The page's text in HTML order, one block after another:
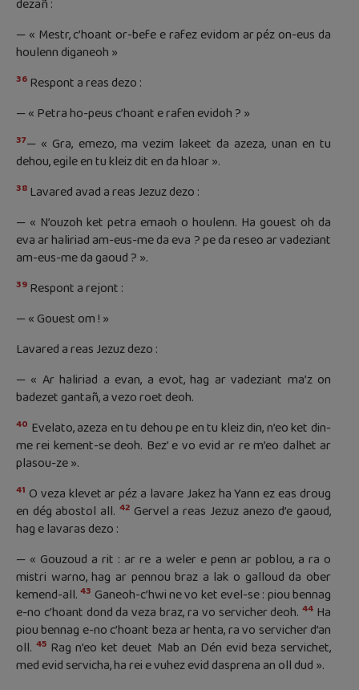
dezañ :
— « Mestr, c’hoant or-befe e rafez evidom ar péz on-eus da
houlenn diganeoh »
36 Respont a reas dezo :
— « Petra ho-peus c’hoant e rafen evidoh ? »
37— « Gra, emezo, ma vezim lakeet da azeza, unan en tu
dehou, egile en tu kleiz dit en da hloar ».
38 Lavared avad a reas Jezuz dezo :
— « N’ouzoh ket petra emaoh o houlenn. Ha gouest oh da
eva ar haliriad am-eus-me da eva ? pe da reseo ar vadeziant
am-eus-me da gaoud ? ».
39 Respont a rejont :
— « Gouest om ! »
Lavared a reas Jezuz dezo :
— « Ar haliriad a evan, a evot, hag ar vadeziant ma’z on
badezet gantañ, a vezo roet deoh.
40 Evelato, azeza en tu dehou pe en tu kleiz din, n’eo ket din-
me rei kement-se deoh. Bez’ e vo evid ar re m’eo dalhet ar
plasou-ze ».
41 O veza klevet ar péz a lavare Jakez ha Yann ez eas droug
en dég abostol all. 42Gervel a reas Jezuz anezo d’e gaoud,
hag e lavaras dezo :
— « Gouzoud a rit : ar re a weler e penn ar poblou, a ra o
mistri warno, hag ar pennou braz a lak o galloud da ober
kemend-all.43 Ganeoh-c’hwi ne vo ket evel-se : piou bennag
e-no c’hoant dond da veza braz, ra vo servicher deoh.44 Ha
piou bennag e-no c’hoant beza ar henta, ra vo servicher d’an
oll.45 Rag n’eo ket deuet Mab an Dén evid beza servichet,
med evid servicha, ha rei e vuhez evid dasprena an oll dud ».